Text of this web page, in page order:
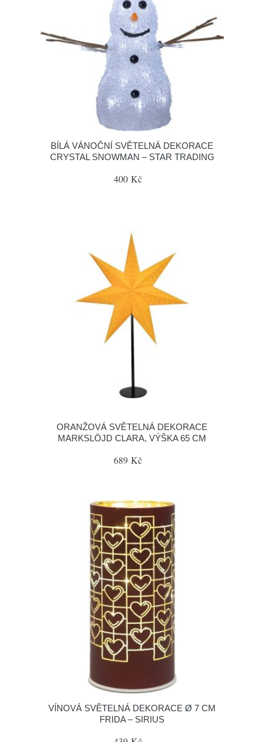
BÍLÁ VÁNOČNÍ SVĚTELNÁ DEKORACE
CRYSTAL SNOWMAN – STAR TRADING
400 Kč
ORANŽOVÁ SVĚTELNÁ DEKORACE
MARKSLÖJD CLARA, VÝŠKA 65 CM
689 Kč
VÍNOVÁ SVĚTELNÁ DEKORACE Ø 7 CM
FRIDA – SIRIUS